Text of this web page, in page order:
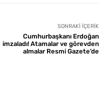
SONRAKI İÇERIK
Cumhurbaşkanı Erdoğan
imzaladı! Atamalar ve görevden
almalar Resmi Gazete’de